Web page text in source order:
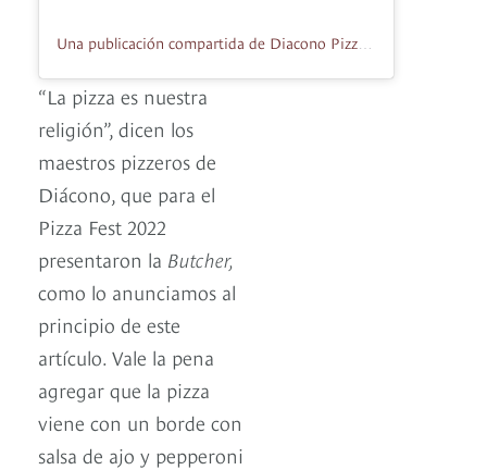
Una publicación compartida de Diacono Pizza & burger (@diaconopizzeria)
“La pizza es nuestra
religión”, dicen los
maestros pizzeros de
Diácono, que para el
Pizza Fest 2022
presentaron la Butcher,
como lo anunciamos al
principio de este
artículo. Vale la pena
agregar que la pizza
viene con un borde con
salsa de ajo y pepperoni